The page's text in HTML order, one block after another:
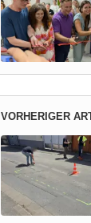
VORHERIGER